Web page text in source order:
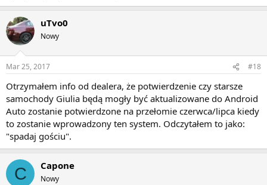
uTvo0
Nowy
Mar 25, 2017 #18
Otrzymałem info od dealera, że potwierdzenie czy starsze
samochody Giulia będą mogły być aktualizowane do Android
Auto zostanie potwierdzone na przełomie czerwca/lipca kiedy
to zostanie wprowadzony ten system. Odczytałem to jako:
"spadaj gościu".
C Capone
Nowy